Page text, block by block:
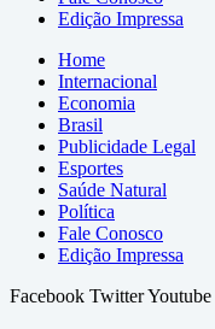
Edição Impressa
Home
Internacional
Economia
Brasil
Publicidade Legal
Esportes
Saúde Natural
Política
Fale Conosco
Edição Impressa
Facebook TwitterYoutube